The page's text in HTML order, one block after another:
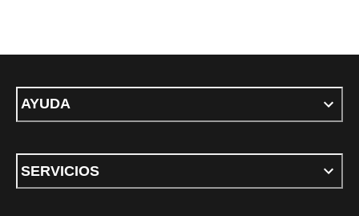
AYUDA
SERVICIOS